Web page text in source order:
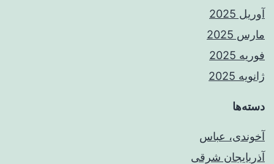
آوریل 2025
مارس 2025
فوریه 2025
ژانویه 2025
دسته‌ها
آخوندی، عباس
آذربایجان شرقی